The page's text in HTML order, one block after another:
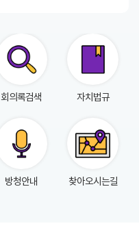
회의록검색 자치법규
방청안내 찾아오시는길